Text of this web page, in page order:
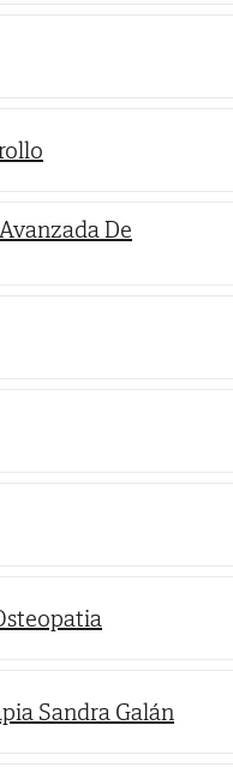
De
Sandra Galán